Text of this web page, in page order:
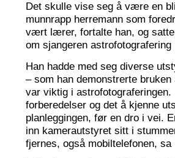
Det skulle vise seg å være en
munnrapp herremann som
vært lærer, fortalte han, og
om sjangeren astrofotografering
Han hadde med seg diverse
– som han demonstrerte
var viktig i
forberedelser og det å kjenne
planleggingen, før en dro i vei.
inn kamerautstyret sitt i
fjernes, også mobiltelefonen, sa